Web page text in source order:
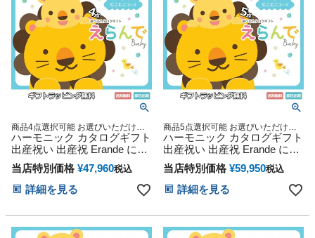
商品4点選択可能 お選びいただける
豪華カタログギフト
ハーモニック カタログギフト
出産祝い 出産祝 Erande にこ
にこ クアドラプルチョイス
当店特別価格 ¥47,960税込
詳細を見る
商品5点選択可能 お選びいただける
豪華カタログギフト
ハーモニック カタログギフト
出産祝い 出産祝 Erande にこ
にこ クインティプルチョイス
当店特別価格 ¥59,950税込
詳細を見る